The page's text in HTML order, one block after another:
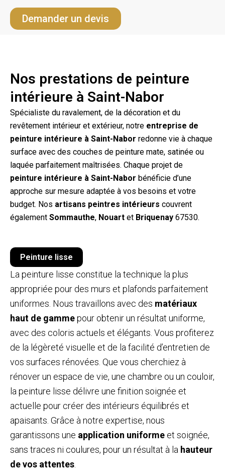
Demander un devis
Nos prestations de peinture
intérieure à Saint-Nabor
Spécialiste du ravalement, de la décoration et du
revêtement intérieur et extérieur, notre entreprise de
peinture intérieure à Saint-Nabor redonne vie à chaque
surface avec des couches de peinture mate, satinée ou
laquée parfaitement maîtrisées. Chaque projet de
peinture intérieure à Saint-Nabor bénéficie d’une
approche sur mesure adaptée à vos besoins et votre
budget. Nos artisans peintres intérieurs couvrent
également Sommauthe, Nouart et Briquenay 67530.
Peinture lisse
La peinture lisse constitue la technique la plus
appropriée pour des murs et plafonds parfaitement
uniformes. Nous travaillons avec des matériaux
haut de gammepour obtenir un résultat uniforme,
avec des coloris actuels et élégants. Vous profiterez
de la légèreté visuelle et de la facilité d’entretien de
vos surfaces rénovées. Que vous cherchiez à
rénover un espace de vie, une chambre ou un couloir,
la peinture lisse délivre une finition soignée et
actuelle pour créer des intérieurs équilibrés et
apaisants. Grâce à notre expertise, nous
garantissons une application uniforme et soignée,
sans traces ni coulures, pour un résultat à la hauteur
de vos attentes